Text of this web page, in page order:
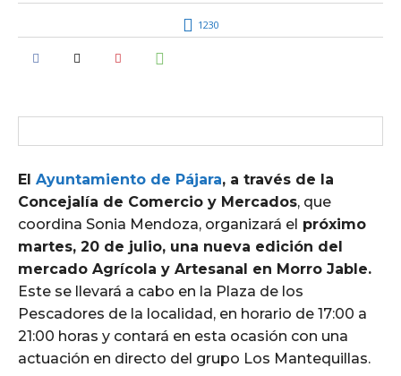
1230
El Ayuntamiento de Pájara, a través de la
Concejalía de Comercio y Mercados, que
coordina Sonia Mendoza, organizará el próximo
martes, 20 de julio, una nueva edición del
mercado Agrícola y Artesanal en Morro Jable.
Este se llevará a cabo en la Plaza de los
Pescadores de la localidad, en horario de 17:00 a
21:00 horas y contará en esta ocasión con una
actuación en directo del grupo Los Mantequillas.